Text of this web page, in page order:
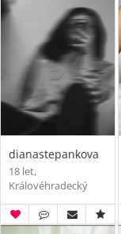
dianastepankova
18 let,
Královéhradecký